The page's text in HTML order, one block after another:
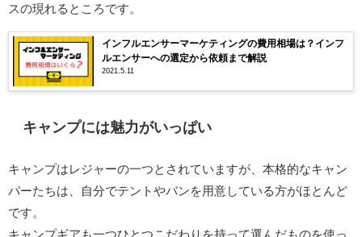
スの現れるところです。
インフルエンサーマーケティングの費用相場は？インフ
ルエンサーへの選定から依頼まで解説
2021.5.11
キャンプには魅力がいっぱい
キャンプはレジャーの一つとされていますが、本格的なキャン
パーたちは、自分でテントやバンを用意している方がほとんど
です。
キャンプギアも一つひとつこだわりを持って選んだものを使っ